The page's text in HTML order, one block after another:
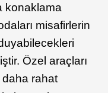
konaklama
misafirlerin
Özel araçları
daha rahat